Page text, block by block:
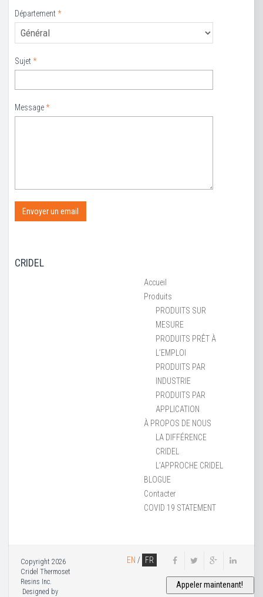
Département *
Sujet *
Message*
CRIDEL
Accueil
Produits
PRODUITS SUR
MESURE
PRODUITS PRÊT À
L’EMPLOI
PRODUITS PAR
INDUSTRIE
PRODUITS PAR
APPLICATION
À PROPOS DE NOUS
LA DIFFÉRENCE
CRIDEL
L’APPROCHE CRIDEL
BLOGUE
Contacter
COVID 19 STATEMENT
Copyright 2026
Cridel Thermoset
Resins Inc.
Designed by
EN / FR